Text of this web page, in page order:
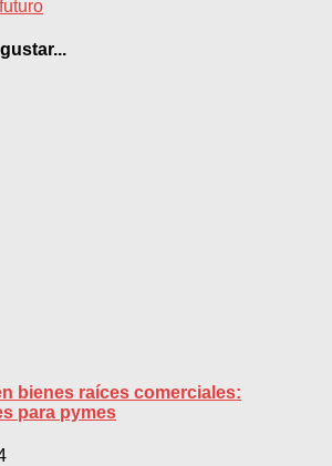
bienes raíces comerciales:
para pymes